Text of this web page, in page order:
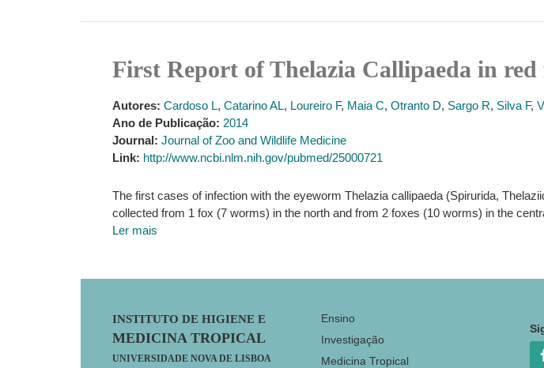
First Report of Thelazia Callipaeda in
Autores: Cardoso L, Catarino AL, Loureiro F, Maia C, Otranto D, Sargo R, Silva F,
Ano de Publicação: 2014
Journal: Journal of Zoo and Wildlife Medicine
Link: http://www.ncbi.nlm.nih.gov/pubmed/25000721
The first cases of infection with the eyeworm Thelazia callipaeda (Spirurida,
collected from 1 fox (7 worms) in the north and from 2 foxes (10 worms) in the
Ler mais
Footer
INSTITUTO DE HIGIENE E
MEDICINA TROPICAL
UNIVERSIDADE NOVA DE LISBOA
Ensino
Investigação
Medicina Tropical